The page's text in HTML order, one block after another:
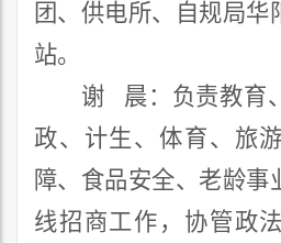
团 、供电所、
自规局华
站。
谢
晨 ： 负责教育
政、计生、体育、旅游
障、食品安全、老龄事
线招商工作， 协管政